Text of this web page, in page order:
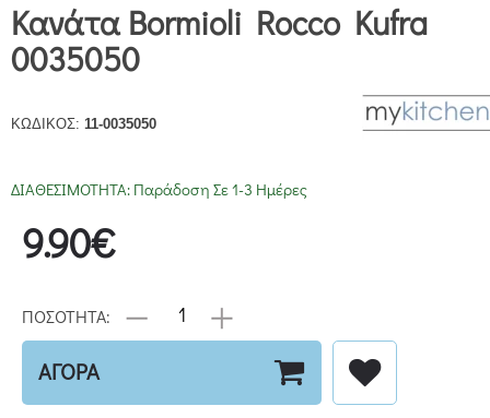
Κανάτα Bormioli Rocco Kufra
0035050
ΚΩΔΙΚΟΣ: 11-0035050
ΔΙΑΘΕΣΙΜΟΤΗΤΑ: Παράδοση Σε 1-3 Ημέρες
9.90€
ΠΟΣΟΤΗΤΑ:
ΑΓΟΡΑ